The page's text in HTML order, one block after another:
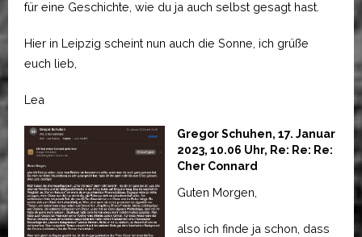
für eine Geschichte, wie du ja auch selbst gesagt hast.
Hier in Leipzig scheint nun auch die Sonne, ich grüße
euch lieb,
Lea
Gregor Schuhen, 17. Januar
2023, 10.06 Uhr, Re: Re: Re:
Cher Connard
Guten Morgen,
also ich finde ja schon, dass